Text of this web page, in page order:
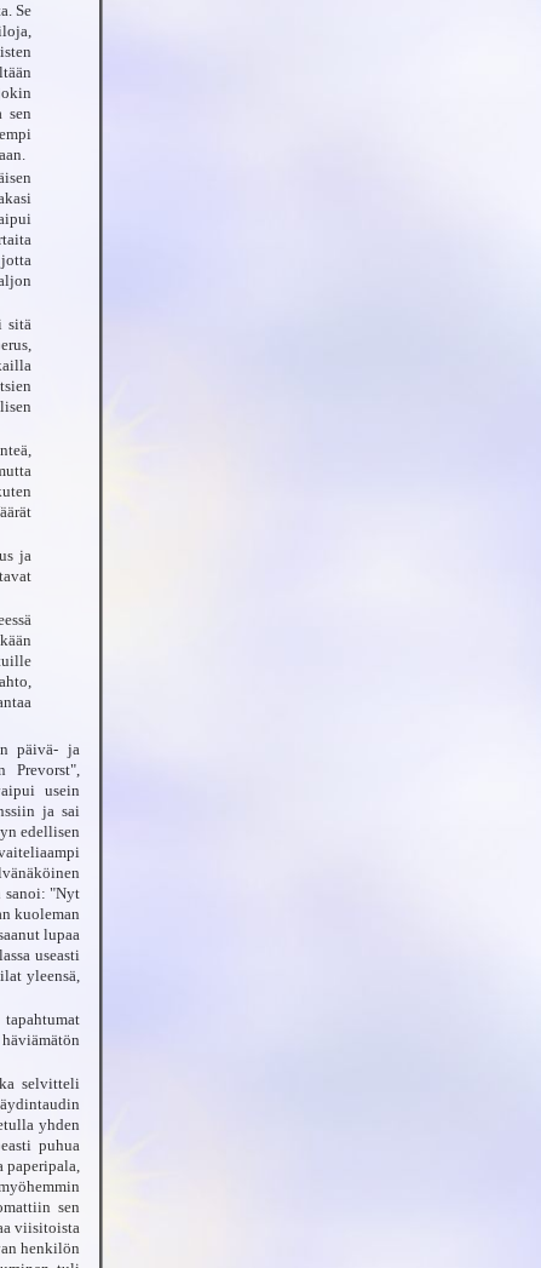
Se
sen
sitä
ja
päivä- ja
Prevorst",
usein
ja sai
edellisen
sanoi: "Nyt
kuoleman
lupaa
useasti
yleensä,
selvitteli
yhden
puhua
paperipala,
sen
viisitoista
henkilön